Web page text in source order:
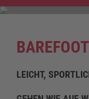
LEICHT,